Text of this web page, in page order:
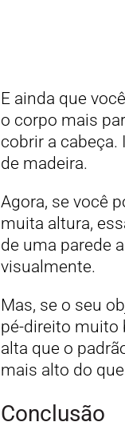
E ainda que
o corpo mais
cobrir a
de madeira.
Agora, se você
muita altura,
de uma parede
visualmente.
Mas, se o seu
pé-direito muito
alta que o
mais alto do
Conclusão